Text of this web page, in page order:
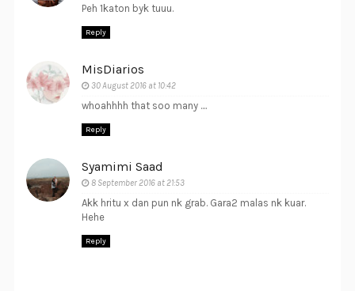
Peh 1katon byk tuuu.
Reply
MisDiarios
30 August 2016 at 10:42
whoahhhh that soo many ....
Reply
Syamimi Saad
8 September 2016 at 21:53
Akk hritu x dan pun nk grab. Gara2 malas nk kuar.
Hehe
Reply